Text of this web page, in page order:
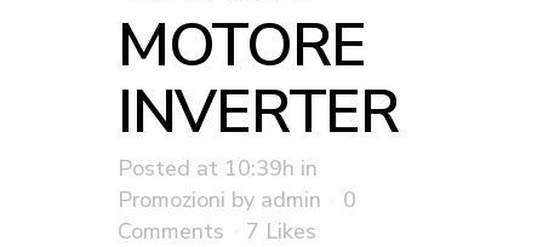
MOTORE
INVERTER
Posted at 10:39h in
Promozioni by admin
0
Comments
7 Likes